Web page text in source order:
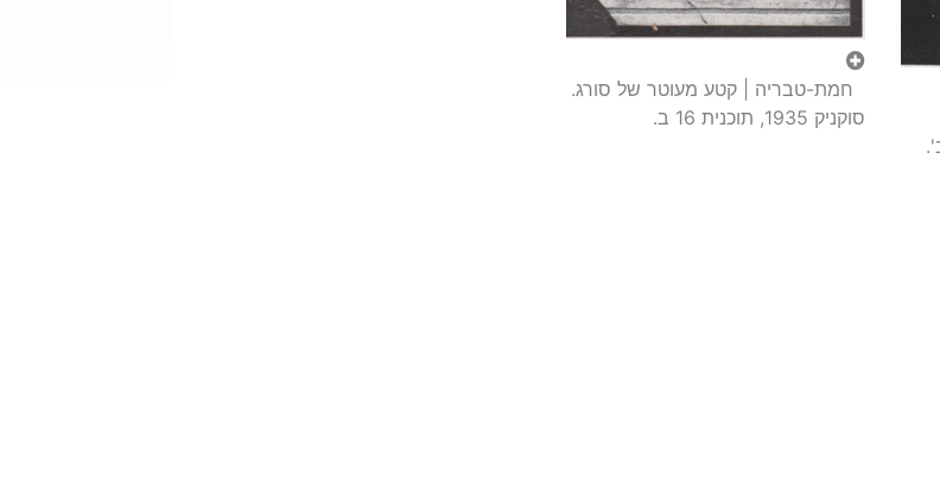
חמת-טבריה | קטע מעוטר של סורג.
סוקניק 1935, תוכנית 16 ב.